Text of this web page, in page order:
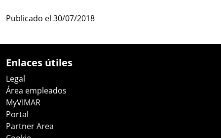
Publicado el 30/07/2018
Enlaces útiles
Legal
Área empleados
MyVIMAR
Portal
Partner Area